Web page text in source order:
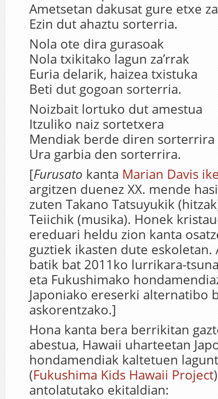
Ametsetan dakusat gure etxe
Ezin dut ahaztu sorterria.
Nola ote dira gurasoak
Nola txikitako lagun za’rrak
Euria delarik, haizea txistuka
Beti dut gogoan sorterria.
Noizbait lortuko dut amestua
Itzuliko naiz sortetxera
Mendiak berde diren sorterrira
Ura garbia den sorterrira.
[Furusato kanta Marian Davis
argitzen duenez XX. mende
zuten Takano Tatsuyukik
Teiichik (musika). Honek
ereduari heldu zion kanta
guztiek ikasten dute eskoletan.
batik bat 2011ko lurrikara-
eta Fukushimako
Japoniako ereserki alternatibo
askorentzako.]
Hona kanta bera berrikitan
abestua, Hawaii uharteetan
hondamendiak kaltetuen
(Fukushima Kids Hawaii Project
antolatutako ekitaldian: